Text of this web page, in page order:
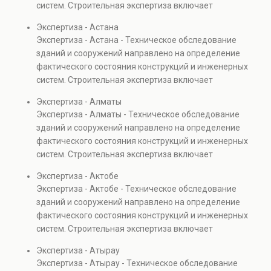
систем. Строительная экспертиза включает
элементов и оценку эксплуатационной безопасности.
Услуга востребована при покупке недвижимости,
капитальном ремонте и реконструкции объектов, а
также при судебных разбирательствах и технических
проверках.
Экспертиза - Астана
Экспертиза - Астана - Техническое обследование
зданий и сооружений направлено на определение
фактического состояния конструкций и инженерных
систем. Строительная экспертиза включает
элементов и оценку эксплуатационной безопасности.
Услуга востребована при покупке недвижимости,
капитальном ремонте и реконструкции объектов, а
также при судебных разбирательствах и технических
проверках.
Экспертиза - Алматы
Экспертиза - Алматы - Техническое обследование
зданий и сооружений направлено на определение
фактического состояния конструкций и инженерных
систем. Строительная экспертиза включает
элементов и оценку эксплуатационной безопасности.
Услуга востребована при покупке недвижимости,
капитальном ремонте и реконструкции объектов, а
также при судебных разбирательствах и технических
проверках.
Экспертиза - Актобе
Экспертиза - Актобе - Техническое обследование
зданий и сооружений направлено на определение
фактического состояния конструкций и инженерных
систем. Строительная экспертиза включает
элементов и оценку эксплуатационной безопасности.
Услуга востребована при покупке недвижимости,
Экспертиза - Атырау
Экспертиза - Атырау - Техническое обследование